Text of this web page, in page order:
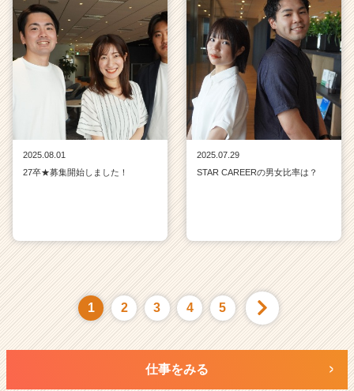
2025.08.01
27卒★募集開始しました！
2025.07.29
STAR CAREERの男女比率は？
1 2 3 4 5
仕事をみる